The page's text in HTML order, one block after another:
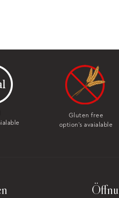
Gluten free
option's avaialable